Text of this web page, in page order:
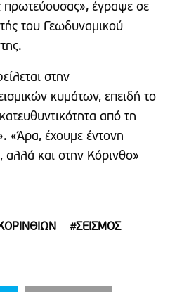
πρωτεύουσας», έγραψε σε
του Γεωδυναμικού
στην
κυμάτων, επειδή το
από τη
«Άρα, έχουμε έντονη
αλλά και στην Κόρινθο»
#ΣΕΙΣΜΟΣ